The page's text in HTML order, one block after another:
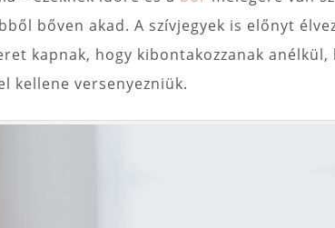
bőven akad. A szívjegyek is előnyt
kapnak, hogy kibontakozzanak anélkül,
kellene versenyezniük.